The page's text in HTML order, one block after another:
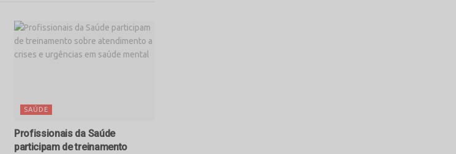
SAÚDE
Profissionais da Saúde
participam de treinamento